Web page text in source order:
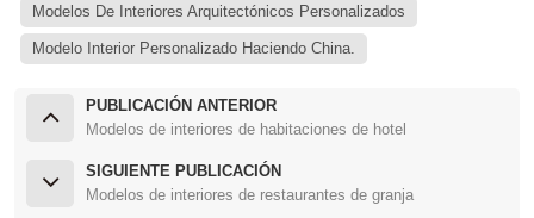
Modelos De Interiores Arquitectónicos Personalizados
Modelo Interior Personalizado Haciendo China.
PUBLICACIÓN ANTERIOR
Modelos de interiores de habitaciones de hotel
SIGUIENTE PUBLICACIÓN
Modelos de interiores de restaurantes de granja